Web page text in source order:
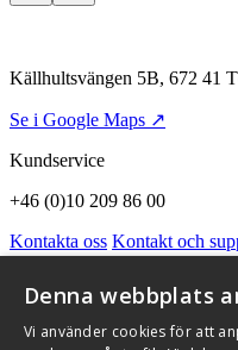
Källhultsvängen 5B, 672 41
Se i Google Maps ↗
Kundservice
+46 (0)10 209 86 00
Kontakta oss Kontakt och
Integritetspolicy och cookies
Om Flexit
Aktuellt Miljö och
Qnister
© 2026 Flexit AB. Alla
Denna webbplats
Vi använder cookies för att